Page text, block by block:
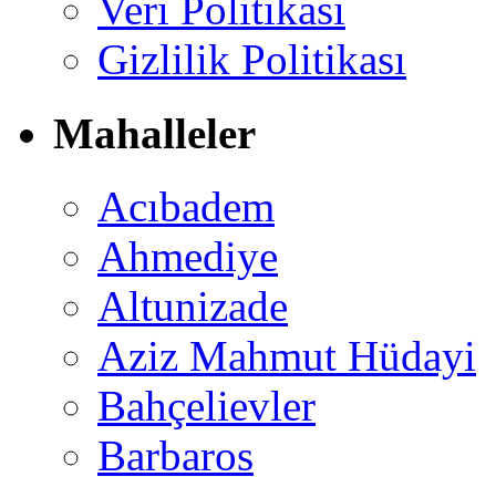
Veri Politikası
Gizlilik Politikası
Mahalleler
Acıbadem
Ahmediye
Altunizade
Aziz Mahmut Hüdayi
Bahçelievler
Barbaros